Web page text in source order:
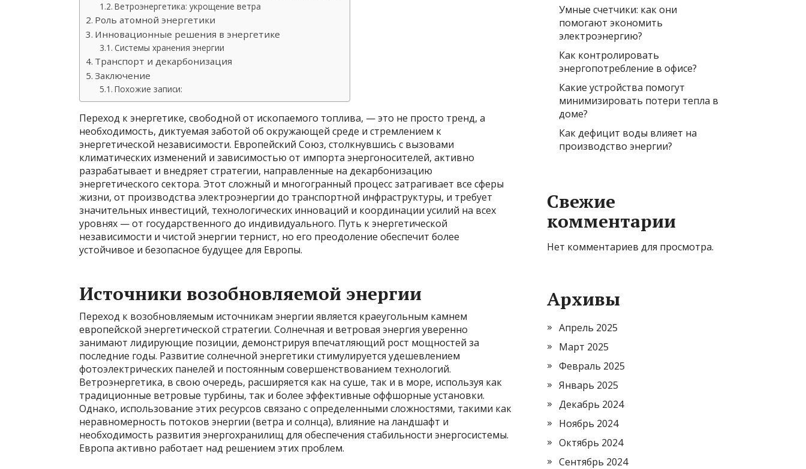
Ветроэнергетика: укрощение ветра
Роль атомной энергетики
Инновационные решения в энергетике
Системы хранения энергии
Транспорт и декарбонизация
Заключение
Похожие записи:
Переход к энергетике, свободной от ископаемого топлива, — это не просто тренд, а
необходимость, диктуемая заботой об окружающей среде и стремлением к
энергетической независимости. Европейский Союз, столкнувшись с вызовами
климатических изменений и зависимостью от импорта энергоносителей, активно
разрабатывает и внедряет стратегии, направленные на декарбонизацию
энергетического сектора. Этот сложный и многогранный процесс затрагивает все сферы
жизни, от производства электроэнергии до транспортной инфраструктуры, и требует
значительных инвестиций, технологических инноваций и координации усилий на всех
уровнях — от государственного до индивидуального. Путь к энергетической
независимости и чистой энергии тернист, но его преодоление обеспечит более
устойчивое и безопасное будущее для Европы.
Источники возобновляемой энергии
Переход к возобновляемым источникам энергии является краеугольным камнем
европейской энергетической стратегии. Солнечная и ветровая энергия уверенно
занимают лидирующие позиции, демонстрируя впечатляющий рост мощностей за
последние годы. Развитие солнечной энергетики стимулируется удешевлением
фотоэлектрических панелей и постоянным совершенствованием технологий.
Ветроэнергетика, в свою очередь, расширяется как на суше, так и в море, используя как
традиционные ветровые турбины, так и более эффективные оффшорные установки.
Однако, использование этих ресурсов связано с определенными сложностями, такими как
неравномерность потоков энергии (ветра и солнца), влияние на ландшафт и
необходимость развития энергохранилищ для обеспечения стабильности энергосистемы.
Европа активно работает над решением этих проблем.
Умные счетчики: как они
помогают экономить
электроэнергию?
Как контролировать
энергопотребление в офисе?
Какие устройства помогут
минимизировать потери тепла в
доме?
Как дефицит воды влияет на
производство энергии?
Свежие
комментарии
Нет комментариев для просмотра.
Архивы
Апрель 2025
Март 2025
Февраль 2025
Январь 2025
Декабрь 2024
Ноябрь 2024
Октябрь 2024
Сентябрь 2024